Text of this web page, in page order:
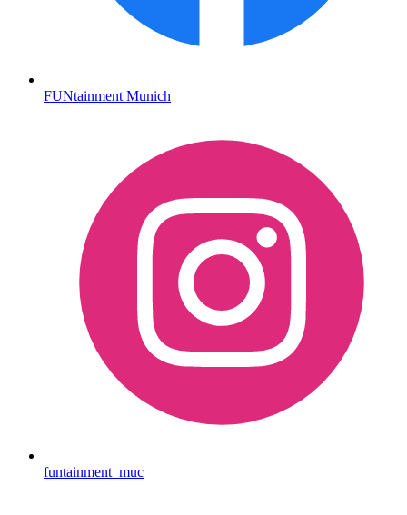
FUNtainment Munich
funtainment_muc